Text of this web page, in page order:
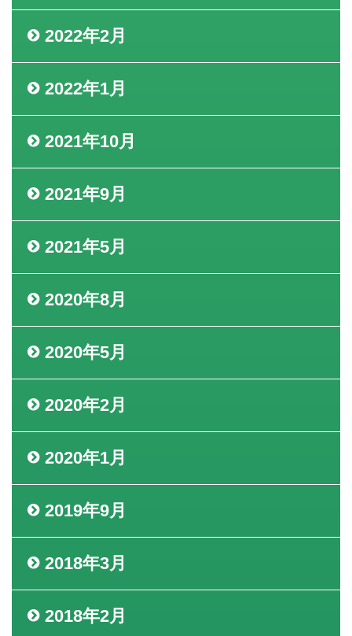
2022年2月
2022年1月
2021年10月
2021年9月
2021年5月
2020年8月
2020年5月
2020年2月
2020年1月
2019年9月
2018年3月
2018年2月